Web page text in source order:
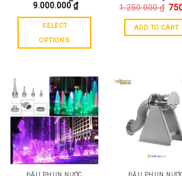
9.000.000 ₫
SELECT
OPTIONS
has
multiple
variants.
The
options
may
be
chosen
1.250.000₫
was:
price
is:
ADD TO CART
ĐẦU PHUN NƯỚC ĐẦU PHUN